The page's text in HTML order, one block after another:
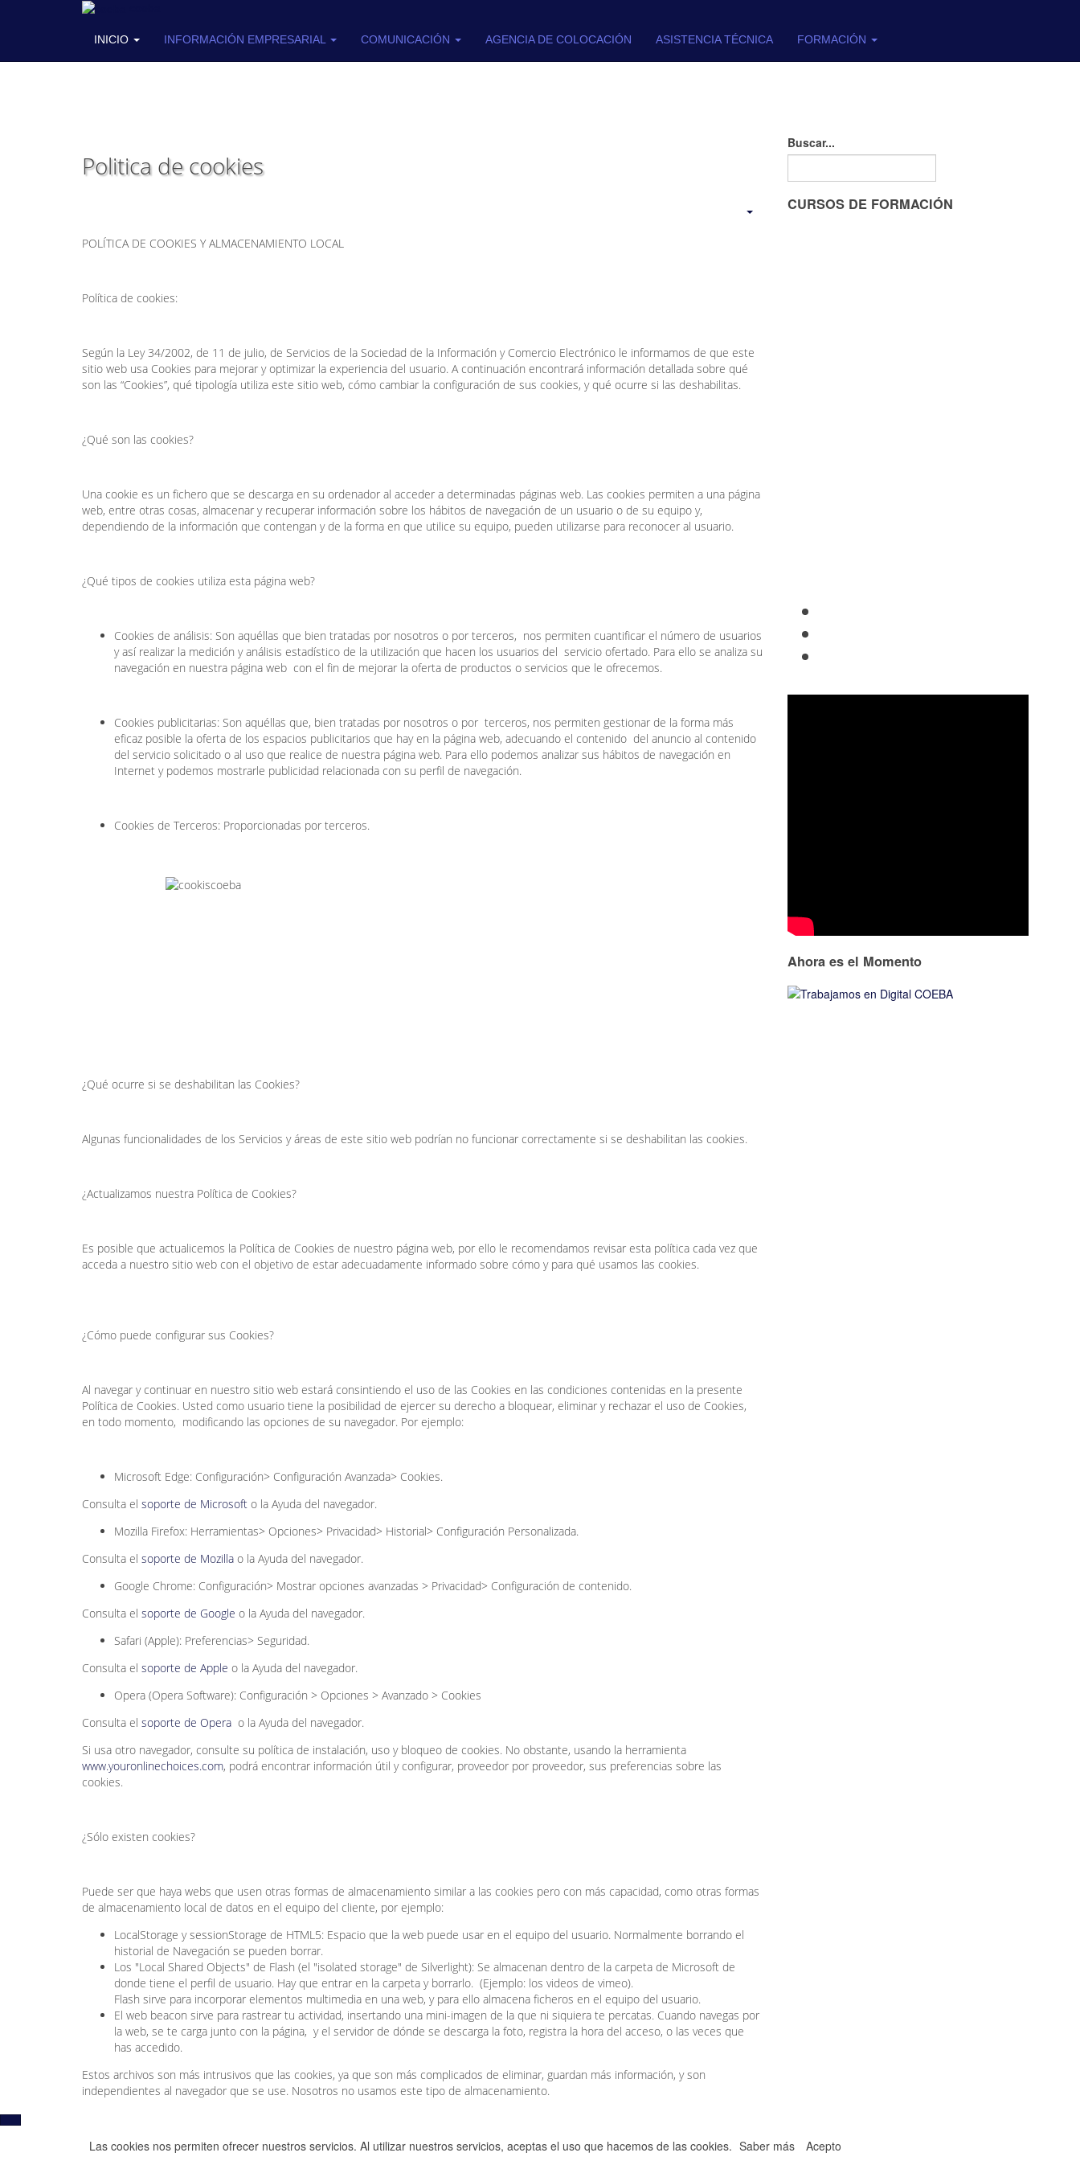
INICIO INFORMACIÓN EMPRESARIAL COMUNICACIÓN AGENCIA DE COLOCACIÓN ASISTENCIA TÉCNICA FORMACIÓN
Politica de cookies
POLÍTICA DE COOKIES Y ALMACENAMIENTO LOCAL
Política de cookies:
Según la Ley 34/2002, de 11 de julio, de Servicios de la Sociedad de la Información y Comercio Electrónico le informamos de que este
sitio web usa Cookies para mejorar y optimizar la experiencia del usuario. A continuación encontrará información detallada sobre qué
son las “Cookies”, qué tipología utiliza este sitio web, cómo cambiar la configuración de sus cookies, y qué ocurre si las deshabilitas.
¿Qué son las cookies?
Una cookie es un fichero que se descarga en su ordenador al acceder a determinadas páginas web. Las cookies permiten a una página
web, entre otras cosas, almacenar y recuperar información sobre los hábitos de navegación de un usuario o de su equipo y,
dependiendo de la información que contengan y de la forma en que utilice su equipo, pueden utilizarse para reconocer al usuario.
¿Qué tipos de cookies utiliza esta página web?
Cookies de análisis: Son aquéllas que bien tratadas por nosotros o por terceros, nos permiten cuantificar el número de usuarios
y así realizar la medición y análisis estadístico de la utilización que hacen los usuarios del servicio ofertado. Para ello se analiza su
navegación en nuestra página web con el fin de mejorar la oferta de productos o servicios que le ofrecemos.
Cookies publicitarias: Son aquéllas que, bien tratadas por nosotros o por terceros, nos permiten gestionar de la forma más
eficaz posible la oferta de los espacios publicitarios que hay en la página web, adecuando el contenido del anuncio al contenido
del servicio solicitado o al uso que realice de nuestra página web. Para ello podemos analizar sus hábitos de navegación en
Internet y podemos mostrarle publicidad relacionada con su perfil de navegación.
Cookies de Terceros: Proporcionadas por terceros.
¿Qué ocurre si se deshabilitan las Cookies?
Algunas funcionalidades de los Servicios y áreas de este sitio web podrían no funcionar correctamente si se deshabilitan las cookies.
¿Actualizamos nuestra Política de Cookies?
Es posible que actualicemos la Política de Cookies de nuestro página web, por ello le recomendamos revisar esta política cada vez que
acceda a nuestro sitio web con el objetivo de estar adecuadamente informado sobre cómo y para qué usamos las cookies.
¿Cómo puede configurar sus Cookies?
Al navegar y continuar en nuestro sitio web estará consintiendo el uso de las Cookies en las condiciones contenidas en la presente
Política de Cookies. Usted como usuario tiene la posibilidad de ejercer su derecho a bloquear, eliminar y rechazar el uso de Cookies,
en todo momento, modificando las opciones de su navegador. Por ejemplo:
Microsoft Edge: Configuración> Configuración Avanzada> Cookies.
Consulta el soporte de Microsoft o la Ayuda del navegador.
Mozilla Firefox: Herramientas> Opciones> Privacidad> Historial> Configuración Personalizada.
Consulta el soporte de Mozilla o la Ayuda del navegador.
Google Chrome: Configuración> Mostrar opciones avanzadas > Privacidad> Configuración de contenido.
Consulta el soporte de Google o la Ayuda del navegador.
Safari (Apple): Preferencias> Seguridad.
Consulta el soporte de Apple o la Ayuda del navegador.
Opera (Opera Software): Configuración > Opciones > Avanzado > Cookies
Consulta el soporte de Opera o la Ayuda del navegador.
Si usa otro navegador, consulte su política de instalación, uso y bloqueo de cookies. No obstante, usando la herramienta
www.youronlinechoices.com, podrá encontrar información útil y configurar, proveedor por proveedor, sus preferencias sobre las
cookies.
¿Sólo existen cookies?
Puede ser que haya webs que usen otras formas de almacenamiento similar a las cookies pero con más capacidad, como otras formas
de almacenamiento local de datos en el equipo del cliente, por ejemplo:
LocalStorage y sessionStorage de HTML5: Espacio que la web puede usar en el equipo del usuario. Normalmente borrando el
historial de Navegación se pueden borrar.
Los "Local Shared Objects" de Flash (el "isolated storage" de Silverlight): Se almacenan dentro de la carpeta de Microsoft de
donde tiene el perfil de usuario. Hay que entrar en la carpeta y borrarlo. (Ejemplo: los videos de vimeo).
Flash sirve para incorporar elementos multimedia en una web, y para ello almacena ficheros en el equipo del usuario.
El web beacon sirve para rastrear tu actividad, insertando una mini-imagen de la que ni siquiera te percatas. Cuando navegas por
la web, se te carga junto con la página, y el servidor de dónde se descarga la foto, registra la hora del acceso, o las veces que
has accedido.
Estos archivos son más intrusivos que las cookies, ya que son más complicados de eliminar, guardan más información, y son
independientes al navegador que se use. Nosotros no usamos este tipo de almacenamiento.
Buscar...
CURSOS DE FORMACIÓN
Ahora es el Momento
Las cookies nos permiten ofrecer nuestros servicios. Al utilizar nuestros servicios, aceptas el uso que hacemos de las cookies. Saber más Acepto